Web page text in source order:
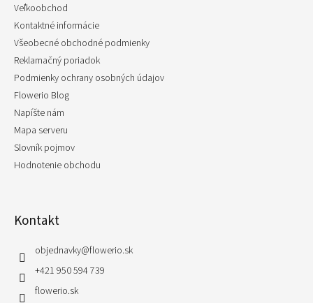
Veľkoobchod
Kontaktné informácie
Všeobecné obchodné podmienky
Reklamačný poriadok
Podmienky ochrany osobných údajov
Flowerio Blog
Napíšte nám
Mapa serveru
Slovník pojmov
Hodnotenie obchodu
Kontakt
objednavky@flowerio.sk
+421 950 594 739
flowerio.sk